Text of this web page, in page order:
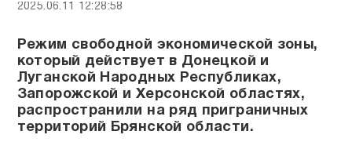
2025.06.11 12:28:58
Режим свободной экономической зоны,
который действует в Донецкой и
Луганской Народных Республиках,
Запорожской и Херсонской областях,
распространили на ряд приграничных
территорий Брянской области.